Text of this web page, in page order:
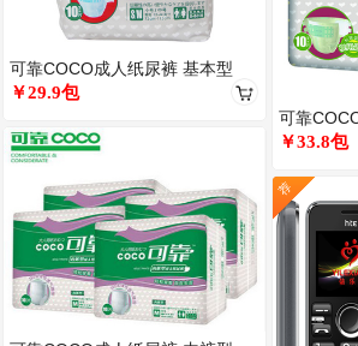
可靠COCO成人纸尿裤 基本型
￥29.9包
可靠
￥33.8包
荐